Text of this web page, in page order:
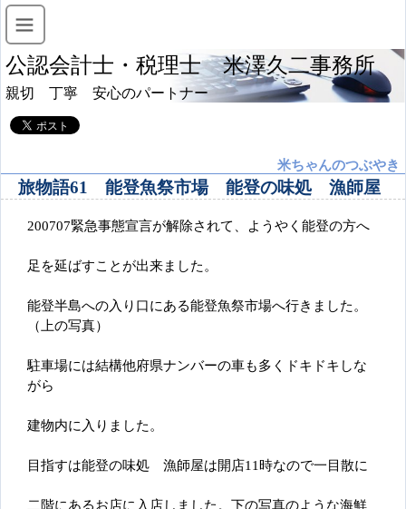
公認会計士・税理士 米澤久二事務所
親切 丁寧 安心のパートナー
米ちゃんのつぶやき
旅物語61 能登魚祭市場 能登の味処 漁師屋
200707緊急事態宣言が解除されて、ようやく能登の方へ
足を延ばすことが出来ました。
能登半島への入り口にある能登魚祭市場へ行きました。
（上の写真）
駐車場には結構他府県ナンバーの車も多くドキドキしな
がら
建物内に入りました。
目指すは能登の味処 漁師屋は開店11時なので一目散に
二階にあるお店に入店しました。下の写真のような海鮮